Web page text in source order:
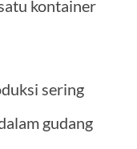
kontainer
sering
gudang